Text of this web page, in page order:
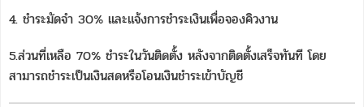
4. ชำระมัดจำ 30% และแจ้งการชำระเงินเพื่อจองคิวงาน
5.ส่วนที่เหลือ 70% ชำระในวันติดตั้ง หลังจากติดตั้งเสร็จทันที โดย
สามารถชำระเป็นเงินสดหรือโอนเงินชำระเข้าบัญชี